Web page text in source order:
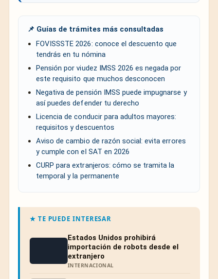
📌 Guías de trámites más consultadas
FOVISSSTE 2026: conoce el descuento que
tendrás en tu nómina
Pensión por viudez IMSS 2026 es negada por
este requisito que muchos desconocen
Negativa de pensión IMSS puede impugnarse y
así puedes defender tu derecho
Licencia de conducir para adultos mayores:
requisitos y descuentos
Aviso de cambio de razón social: evita errores
y cumple con el SAT en 2026
CURP para extranjeros: cómo se tramita la
temporal y la permanente
★ TE PUEDE INTERESAR
Estados Unidos prohibirá
importación de robots desde el
extranjero
INTERNACIONAL